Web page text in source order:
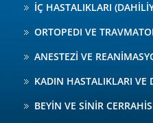
İÇ HASTALIKLARI
ORTOPEDI VE
ANESTEZİ VE
KADIN HASTALIKLARI VE
BEYİN VE SİNİR